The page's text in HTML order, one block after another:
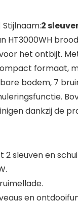
Stijlnaam:2
HT3000WH
het ontbijt.
formaat,
bodem, 7
dankzij de
2 sleuven en
en